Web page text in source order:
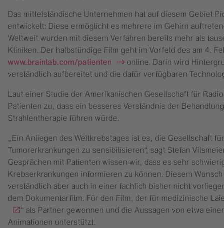
Das mittelständische Unternehmen hat auf diesem Gebiet
entwickelt: Diese ermöglicht es mehrere im Gehirn
Weltweit wurden mit diesem Verfahren bereits mehr als
Kliniken. Der halbstündige Film geht im Vorfeld des am 4.
www.brainlab.com/patienten
online. Darin wird
verständlich aufbereitet und die dafür verfügbaren
Laut einer Studie der Amerikanischen Gesellschaft für
Patienten zu, dass ein besseres Verständnis der
Strahlentherapie führen würde.
„Ein Anliegen des Weltkrebstages ist es, die Gesellschaft
Tumorerkrankungen zu sensibilisieren“, sagt Stefan
Gesprächen mit Patienten wissen wir, dass es sehr
Krebserkrankungen informieren zu können. Diesem
verständlich aber auch in einer fachlich bisher nicht
dem Dokumentarfilm. Für den Film, der für medizinische
“ als Partner gewonnen und die Aussagen von etwa
Animationen unterstützt.